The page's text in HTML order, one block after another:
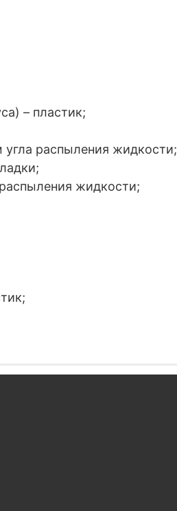
– пластик;
распыления жидкости;
жидкости;